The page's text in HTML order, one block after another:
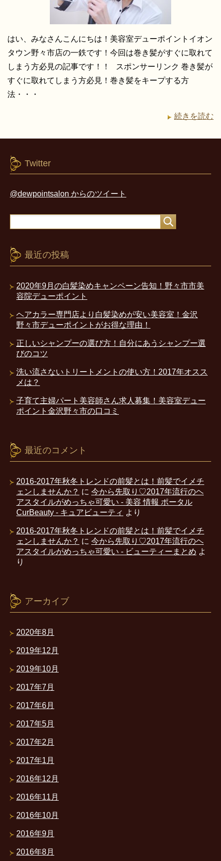
はい、みなさんこんにちは！美容室デューポイントイオン
タウン野々市店の一鉄です！今回は巻き髪がすぐに取れて
しまう方必見の記事です！！ スポンサーリンク 巻き髪が
すぐに取れてしまう方必見！巻き髪をキープする方
法・・・
続きを読む
Twitter
@dewpointsalon からのツイート
最近の投稿
2020年9月の白髪染めキャンペーン告知！野々市市美
容院デューポイント
ヘアカラー専門店より白髪染めが安い美容室！金沢
野々市デューポイントがお得な理由！
正しいシャンプーの選び方！自分にあうシャンプー選
びのコツ
洗い流さないトリートメントの使い方！2017年オスス
メは？
子育て主婦パート美容師さん求人募集！美容室デュー
ポイント金沢野々市の口コミ
最近のコメント
2016-2017年秋冬トレンドの前髪とは！前髪でイメチ
ェンしませんか？ に 今から先取り♡2017年流行のヘ
アスタイルがめっちゃ可愛い - 美容 情報 ポータル
CurBeauty - キュアビューティ より
2016-2017年秋冬トレンドの前髪とは！前髪でイメチ
ェンしませんか？ に 今から先取り♡2017年流行のヘ
アスタイルがめっちゃ可愛い - ビューティーまとめ よ
り
アーカイブ
2020年8月
2019年12月
2019年10月
2017年7月
2017年6月
2017年5月
2017年2月
2017年1月
2016年12月
2016年11月
2016年10月
2016年9月
2016年8月